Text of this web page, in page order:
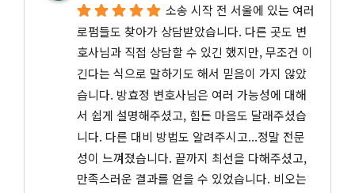
소송 시작 전 서울에 있는 여러
로펌들도 찾아가 상담받았습니다. 다른 곳도 변
호사님과 직접 상담할 수 있긴 했지만, 무조건 이
긴다는 식으로 말하기도 해서 믿음이 가지 않았
습니다. 방효정 변호사님은 여러 가능성에 대해
서 쉽게 설명해주셨고, 힘든 마음도 달래주셨습
니다. 다른 대비 방법도 알려주시고...정말 전문
성이 느껴졌습니다. 끝까지 최선을 다해주셨고,
만족스러운 결과를 얻을 수 있었습니다. 비오는